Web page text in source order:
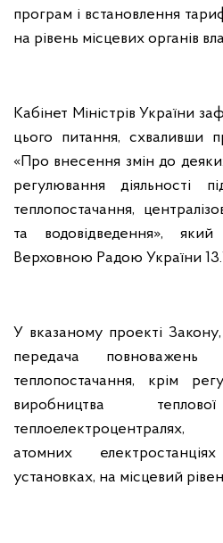
програм і встановлення
на рівень місцевих органів
Кабінет Міністрів України
цього питання, схваливши
«Про внесення змін до
регулювання діяльності
теплопостачання,
та водовідведення»,
Верховною Радою України
У вказаному проекті
передача
теплопостачання, крім
виробництва
теплоелектроцентралях,
атомних
установках, на місцевий